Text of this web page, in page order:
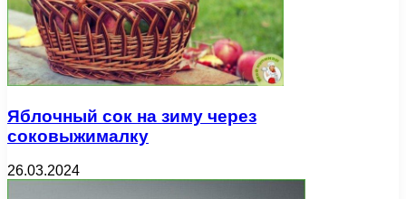
Яблочный сок на зиму через
соковыжималку
26.03.2024